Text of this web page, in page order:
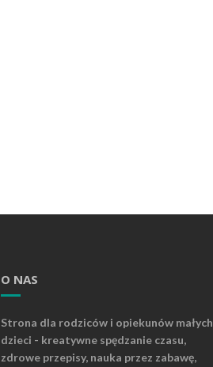
O NAS
Strona dla rodziców i opiekunów małych
dzieci - kreatywne spędzanie czasu,
zdrowe przepisy, nauka przez zabawę,